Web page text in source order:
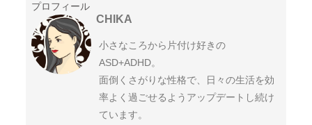
プロフィール
CHIKA
小さなころから片付け好きの
ASD+ADHD。
面倒くさがりな性格で、日々の生活を効
率よく過ごせるようアップデートし続け
ています。